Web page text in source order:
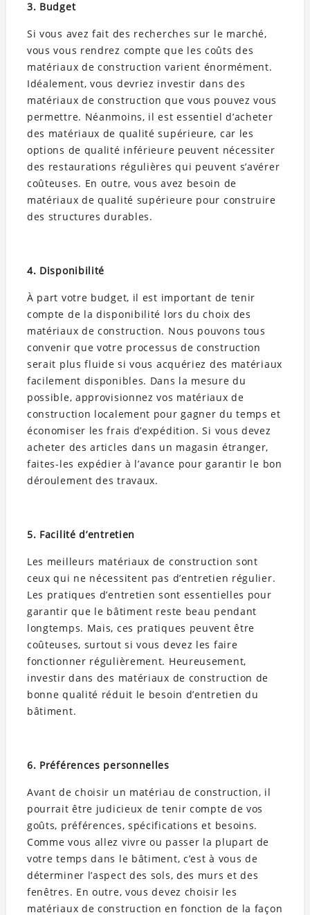
3. Budget
Si vous avez fait des recherches sur le marché,
vous vous rendrez compte que les coûts des
matériaux de construction varient énormément.
Idéalement, vous devriez investir dans des
matériaux de construction que vous pouvez vous
permettre. Néanmoins, il est essentiel d’acheter
des matériaux de qualité supérieure, car les
options de qualité inférieure peuvent nécessiter
des restaurations régulières qui peuvent s’avérer
coûteuses. En outre, vous avez besoin de
matériaux de qualité supérieure pour construire
des structures durables.
4. Disponibilité
À part votre budget, il est important de tenir
compte de la disponibilité lors du choix des
matériaux de construction. Nous pouvons tous
convenir que votre processus de construction
serait plus fluide si vous acquériez des matériaux
facilement disponibles. Dans la mesure du
possible, approvisionnez vos matériaux de
construction localement pour gagner du temps et
économiser les frais d’expédition. Si vous devez
acheter des articles dans un magasin étranger,
faites-les expédier à l’avance pour garantir le bon
déroulement des travaux.
5. Facilité d’entretien
Les meilleurs matériaux de construction sont
ceux qui ne nécessitent pas d’entretien régulier.
Les pratiques d’entretien sont essentielles pour
garantir que le bâtiment reste beau pendant
longtemps. Mais, ces pratiques peuvent être
coûteuses, surtout si vous devez les faire
fonctionner régulièrement. Heureusement,
investir dans des matériaux de construction de
bonne qualité réduit le besoin d’entretien du
bâtiment.
6. Préférences personnelles
Avant de choisir un matériau de construction, il
pourrait être judicieux de tenir compte de vos
goûts, préférences, spécifications et besoins.
Comme vous allez vivre ou passer la plupart de
votre temps dans le bâtiment, c’est à vous de
déterminer l’aspect des sols, des murs et des
fenêtres. En outre, vous devez choisir les
matériaux de construction en fonction de la façon